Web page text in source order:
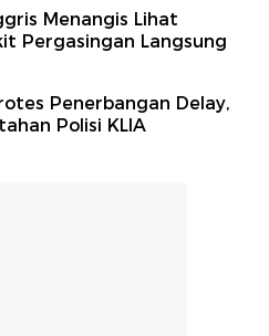
Menangis Lihat
Pergasingan Langsung
Penerbangan Delay,
Polisi KLIA